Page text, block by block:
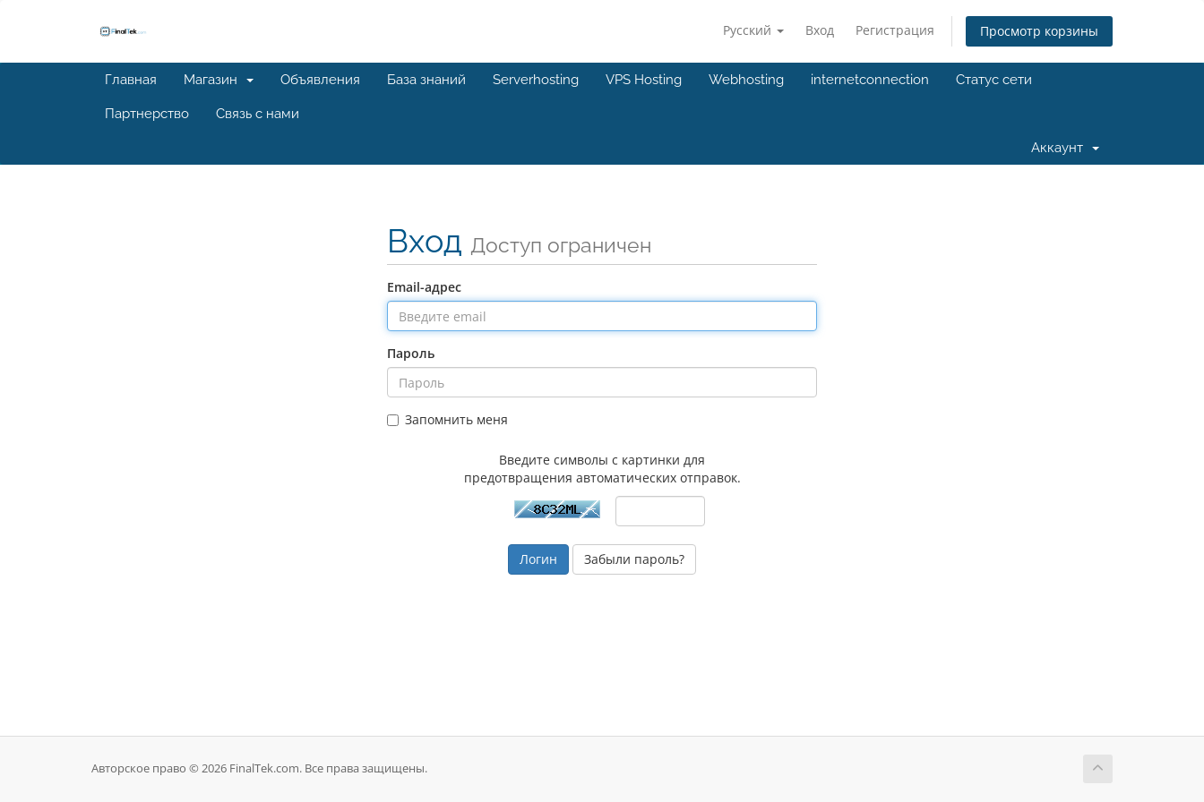
Русский Вход Регистрация Просмотр корзины
Главная Магазин Объявления База знаний Serverhosting VPS Hosting Webhosting internetconnection Статус сети
Партнерство Связь с нами
Аккаунт
Вход Доступ ограничен
Email-адрес
Пароль
Запомнить меня
Введите символы с картинки для
предотвращения автоматических отправок.
Забыли пароль?
Авторское право © 2026 FinalTek.com. Все права защищены.